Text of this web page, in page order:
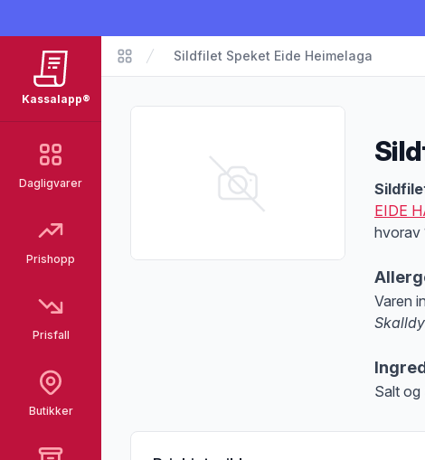
Kassalapp®
Dagligvarer
Prishopp
Prisfall
Butikker
Matvarer
Sildfilet Speket Eide Heimelaga
EIDE
hvorav
Varen
Salt og